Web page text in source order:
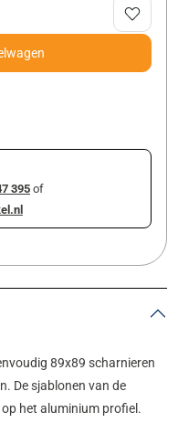
395of
89x89 scharnieren
De sjablonen van de
het aluminium profiel.